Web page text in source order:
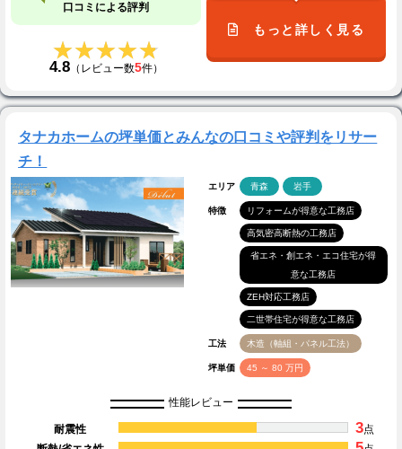
口コミによる評判
★★★★★
★★★★★
4.8（レビュー数5件）
もっと詳しく見る
タナカホームの坪単価とみんなの口コミや評判をリサー
チ！
エリア 青森 岩手
特徴 リフォームが得意な工務店
高気密高断熱の工務店
省エネ・創エネ・エコ住宅が得
意な工務店
ZEH対応工務店
二世帯住宅が得意な工務店
工法 木造（軸組・パネル工法）
坪単価 45 ～ 80 万円
性能レビュー
耐震性 3点